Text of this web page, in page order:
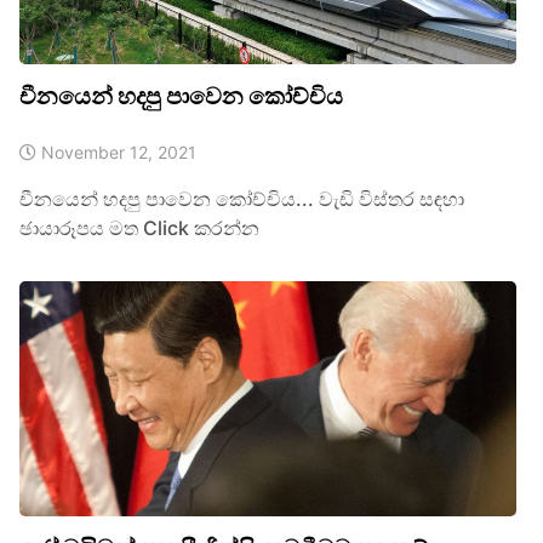
චීනයෙන් හදපු පාවෙන කෝච්චිය
November 12, 2021
චීනයෙන් හදපු පාවෙන කෝච්චිය... වැඩි විස්තර සඳහා
ඡායාරූපය මත Click කරන්න